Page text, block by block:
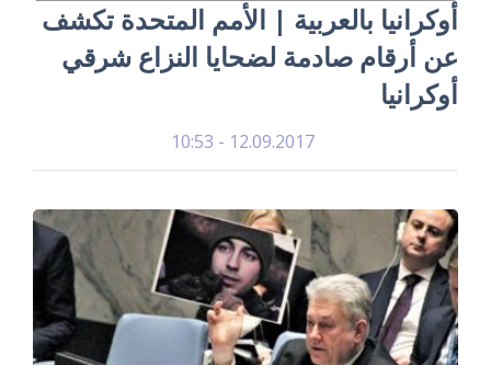
أوكرانيا بالعربية | الأمم المتحدة تكشف
عن أرقام صادمة لضحايا النزاع شرقي
أوكرانيا
12.09.2017 - 10:53